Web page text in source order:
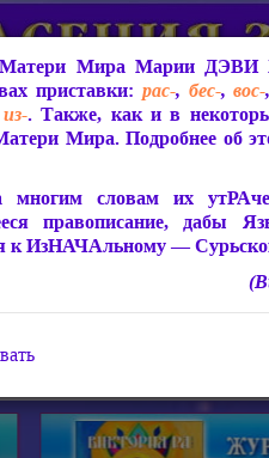
Мира
Мира Марии
приставки: рас-, бес-,вос-,
из-. Также, как и в
Мира. Подробнее об
многим словам их
правописание, дабы
к ИзНАЧАльному —